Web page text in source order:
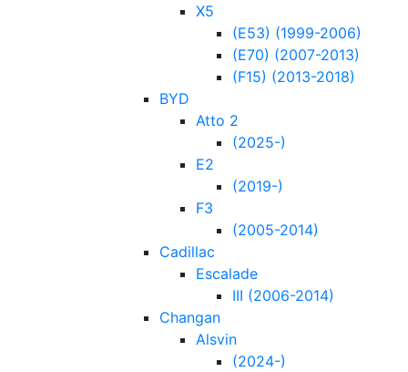
Х5
(E53) (1999-2006)
(E70) (2007-2013)
(F15) (2013-2018)
BYD
Atto 2
(2025-)
E2
(2019-)
F3
(2005-2014)
Cadillac
Escalade
III (2006-2014)
Changan
Alsvin
(2024-)